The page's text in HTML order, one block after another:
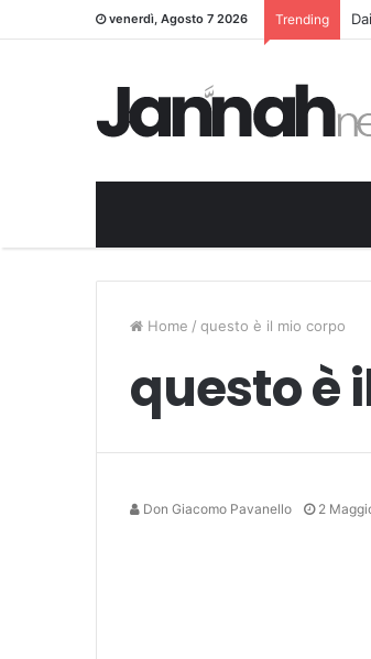
venerdì, Agosto 7 2026 Trending
Home / questo è il mio corpo
questo è
Don Giacomo Pavanello 2